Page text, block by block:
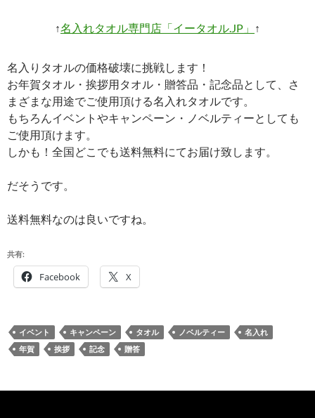
↑名入れタオル専門店「イータオル.JP」 ↑
名入りタオルの価格破壊に挑戦します！
お年賀タオル・挨拶用タオル・贈答品・記念品として、さ
まざまな用途でご使用頂ける名入れタオルです。
もちろんイベントやキャンペーン・ノベルティーとしても
ご使用頂けます。
しかも！全国どこでも送料無料にてお届け致します。
だそうです。
送料無料なのは良いですね。
共有:
Facebook X
イベント キャンペーン タオル ノベルティー
名入れ
年賀
挨拶 記念 贈答